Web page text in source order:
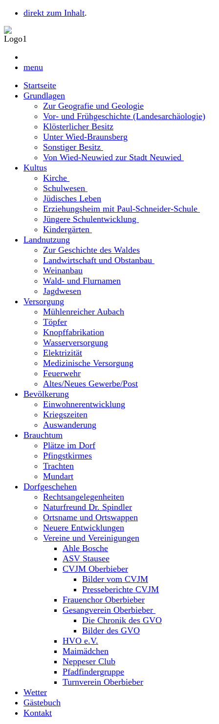
direkt zum Inhalt.
menu
Startseite
Grundlagen
Zur Geografie und Geologie
Vor- und Frühgeschichte (Landesarchäologie)
Klösterlicher Besitz
Unter Wied-Braunsberg
Sonstiger Besitz
Von Wied-Neuwied zur Stadt Neuwied
Kultus
Kirche
Schulwesen
Jüdisches Leben
Erziehungsheim mit Paul-Schneider-Schule
Jüngere Schulentwicklung
Kindergärten
Landnutzung
Zur Geschichte des Waldes
Landwirtschaft und Obstanbau
Weinanbau
Wald- und Flurnamen
Jagdwesen
Versorgung
Mühlenreicher Aubach
Töpfer
Knopffabrikation
Wasserversorgung
Elektrizität
Medizinische Versorgung
Feuerwehr
Altes/Neues Gewerbe/Post
Bevölkerung
Einwohnerentwicklung
Kriegszeiten
Auswanderung
Brauchtum
Plätze im Dorf
Pfingstkirmes
Trachten
Mundart
Dorfgeschehen
Rechtsangelegenheiten
Naturfreund Dr. Spindler
Ortsname und Ortswappen
Neuere Entwicklungen
Vereine und Vereinigungen
Ahle Bosche
ASV Stausee
CVJM Oberbieber
Bilder vom CVJM
Presseberichte CVJM
Frauenchor Oberbieber
Gesangverein Oberbieber
Die Chronik des GVO
Bilder des GVO
HVO e.V.
Maimädchen
Neppeser Club
Pfadfindergruppe
Turnverein Oberbieber
Wetter
Gästebuch
Kontakt